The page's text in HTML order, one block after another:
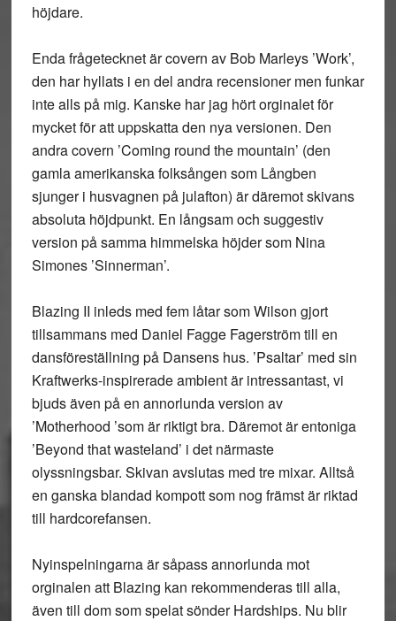
höjdare.
Enda frågetecknet är covern av Bob Marleys ’Work’,
den har hyllats i en del andra recensioner men funkar
inte alls på mig. Kanske har jag hört orginalet för
mycket för att uppskatta den nya versionen. Den
andra covern ’Coming round the mountain’ (den
gamla amerikanska folksången som Långben
sjunger i husvagnen på julafton) är däremot skivans
absoluta höjdpunkt. En långsam och suggestiv
version på samma himmelska höjder som Nina
Simones ’Sinnerman’.
Blazing II inleds med fem låtar som Wilson gjort
tillsammans med Daniel Fagge Fagerström till en
dansföreställning på Dansens hus. ’Psaltar’ med sin
Kraftwerks-inspirerade ambient är intressantast, vi
bjuds även på en annorlunda version av
’Motherhood ’som är riktigt bra. Däremot är entoniga
’Beyond that wasteland’ i det närmaste
olyssningsbar. Skivan avslutas med tre mixar. Alltså
en ganska blandad kompott som nog främst är riktad
till hardcorefansen.
Nyinspelningarna är såpass annorlunda mot
orginalen att Blazing kan rekommenderas till alla,
även till dom som spelat sönder Hardships. Nu blir